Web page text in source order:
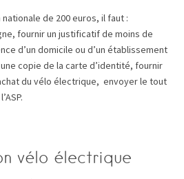
de 200 euros, il faut :
fournir un justificatif de moins de
d’un domicile ou d’un établissement
copie de la carte d’identité, fournir
du vélo électrique, envoyer le tout
vélo électrique